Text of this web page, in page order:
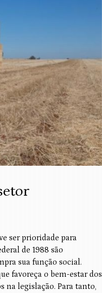
ser prioridade para
de 1988 são
sua função social.
favoreça o bem-estar dos
na legislação. Para tanto,